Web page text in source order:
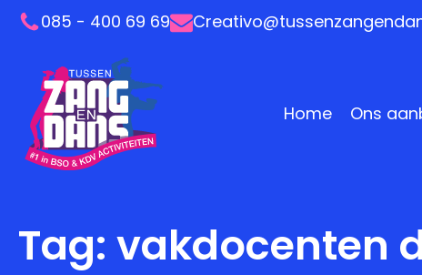
085 - 400 69 69
Home Ons
Tag: vakdocenten